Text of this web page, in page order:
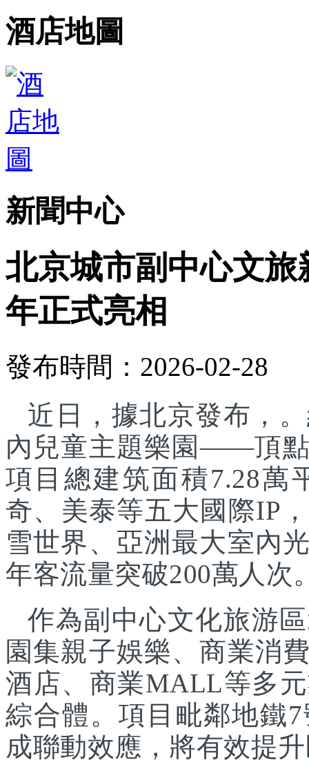
酒店地圖
新聞中心
北京城市副中心文
年正式亮相
發布時間：2026-02-28
近日，據北京發布，
內兒童主題樂園——頂
項目總建筑面積7.28萬
奇、美泰等五大國際IP
雪世界、亞洲最大室內
年客流量突破200萬人次
作為副中心文化旅游
園集親子娛樂、商業消
酒店、商業MALL等多
綜合體。項目毗鄰地鐵
成聯動效應，將有效提